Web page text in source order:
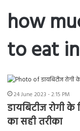
how
to eat
24 June 2023 - 2:15 PM
डायबिटीज रोगी
का सही तरीका